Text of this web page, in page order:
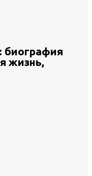
биография
жизнь,